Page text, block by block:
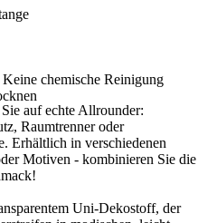
chemische Reinigung
auf echte Allrounder:
Raumtrenner oder
Erhältlich in verschiedenen
Motiven - kombinieren Sie die
Uni-Dekostoff, der